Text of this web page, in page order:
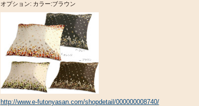
オプション: カラー:ブラウン
http://www.e-futonyasan.com/shopdetail/000000008740/